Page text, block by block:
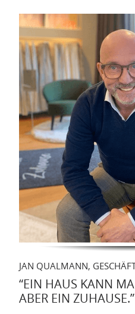
JAN QUALMANN,
“EIN HAUS KANN
ABER EIN ZUHAUSE.”